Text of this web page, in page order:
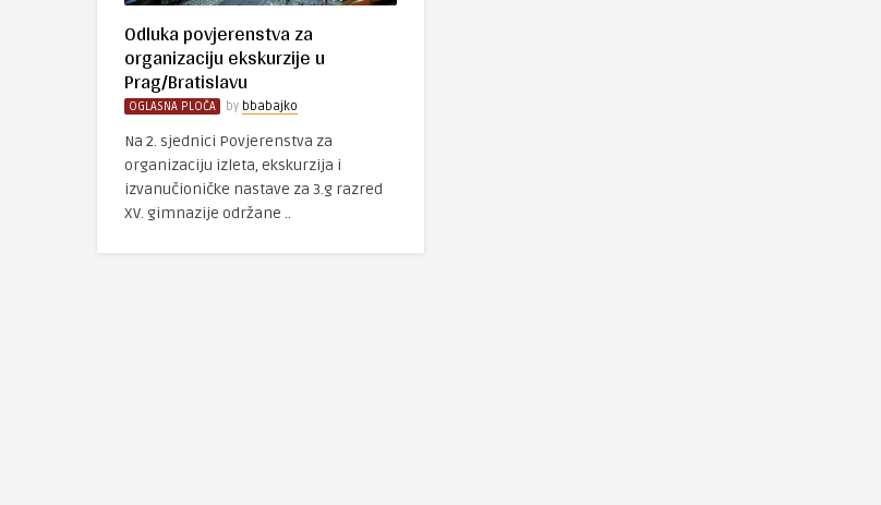
Odluka povjerenstva za
organizaciju ekskurzije u
Prag/Bratislavu
OGLASNA PLOČA by bbabajko
Na 2. sjednici Povjerenstva za
organizaciju izleta, ekskurzija i
izvanučioničke nastave za 3.g razred
XV. gimnazije održane ..